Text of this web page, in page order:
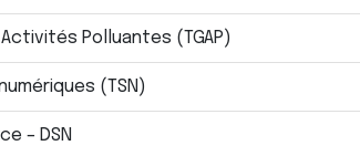
Polluantes (TGAP)
(TSN)
– DSN